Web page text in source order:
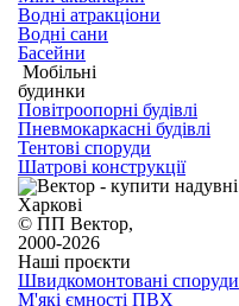
Водні атракціони
Водні сани
Басейни
Мобільні
будинки
Повітроопорні будівлі
Пневмокаркасні будівлі
Тентові споруди
Шатрові конструкції
© ПП Вектор,
2000-2026
Наші проєкти
Швидкомонтовані споруди
М'які ємності ПВХ